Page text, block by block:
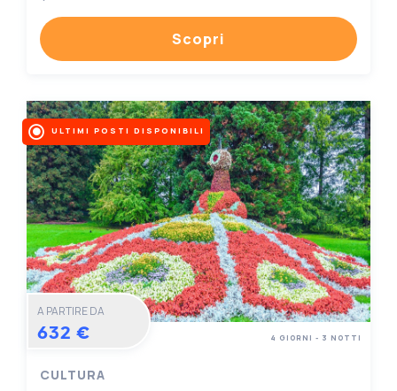
Scopri
ULTIMI POSTI DISPONIBILI
A PARTIRE DA
632 €
CULTURA
4 GIORNI - 3 NOTTI